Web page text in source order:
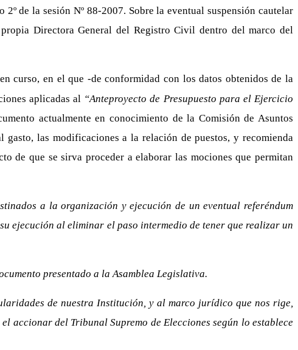
de la sesión Nº 88-2007. Sobre la eventual suspensión cautelar
Directora General del Registro Civil dentro del marco del
curso, en el que -de conformidad con los datos obtenidos de la
aplicadas al “Anteproyecto de Presupuesto para el Ejercicio
actualmente en conocimiento de la Comisión de Asuntos
las modificaciones a la relación de puestos, y recomienda
de que se sirva proceder a elaborar las mociones que permitan
a la organización y ejecución de un eventual referéndum
ejecución al eliminar el paso intermedio de tener que realizar un
presentado a la Asamblea Legislativa.
de nuestra Institución, y al marco jurídico que nos rige,
accionar del Tribunal Supremo de Elecciones según lo establece